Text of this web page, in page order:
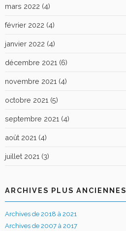
mars 2022 (4)
février 2022 (4)
janvier 2022 (4)
décembre 2021 (6)
novembre 2021 (4)
octobre 2021 (5)
septembre 2021 (4)
août 2021 (4)
juillet 2021 (3)
ARCHIVES PLUS ANCIENNES
Archives de 2018 à 2021
Archives de 2007 à 2017